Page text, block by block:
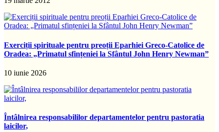
Exerciții spirituale pentru preoții Eparhiei Greco-Catolice de
Oradea: „Primatul sfințeniei la Sfântul John Henry Newman”
10 iunie 2026
Întâlnirea responsabililor departamentelor pentru pastoratia
laicilor,